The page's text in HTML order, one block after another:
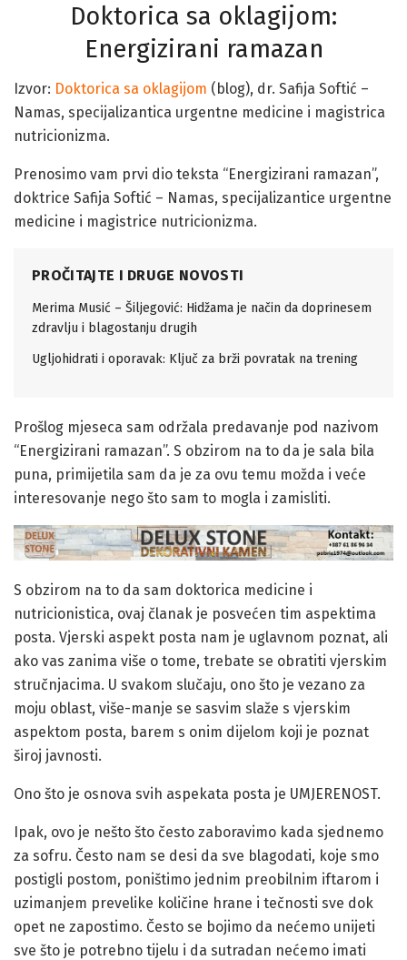
Doktorica sa oklagijom:
Energizirani ramazan
Izvor: Doktorica sa oklagijom (blog), dr. Safija Softić –
Namas, specijalizantica urgentne medicine i magistrica
nutricionizma.
Prenosimo vam prvi dio teksta “Energizirani ramazan”,
doktrice Safija Softić – Namas, specijalizantice urgentne
medicine i magistrice nutricionizma.
PROČITAJTE I DRUGE NOVOSTI
Merima Musić – Šiljegović: Hidžama je način da doprinesem
zdravlju i blagostanju drugih
Ugljohidrati i oporavak: Ključ za brži povratak na trening
Prošlog mjeseca sam održala predavanje pod nazivom
“Energizirani ramazan”. S obzirom na to da je sala bila
puna, primijetila sam da je za ovu temu možda i veće
interesovanje nego što sam to mogla i zamisliti.
S obzirom na to da sam doktorica medicine i
nutricionistica, ovaj članak je posvećen tim aspektima
posta. Vjerski aspekt posta nam je uglavnom poznat, ali
ako vas zanima više o tome, trebate se obratiti vjerskim
stručnjacima. U svakom slučaju, ono što je vezano za
moju oblast, više-manje se sasvim slaže s vjerskim
aspektom posta, barem s onim dijelom koji je poznat
široj javnosti.
Ono što je osnova svih aspekata posta je UMJERENOST.
Ipak, ovo je nešto što često zaboravimo kada sjednemo
za sofru. Često nam se desi da sve blagodati, koje smo
postigli postom, poništimo jednim preobilnim iftarom i
uzimanjem prevelike količine hrane i tečnosti sve dok
opet ne zapostimo. Često se bojimo da nećemo unijeti
sve što je potrebno tijelu i da sutradan nećemo imati